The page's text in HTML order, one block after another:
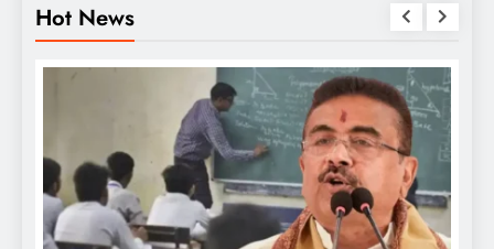
Hot News